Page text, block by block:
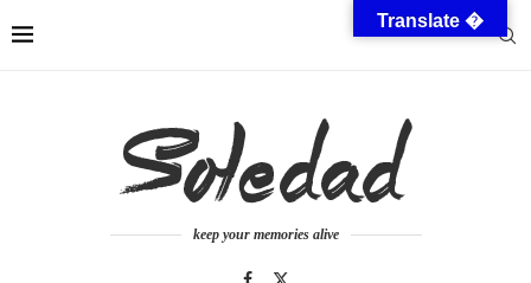
keep your memories alive
Translate �